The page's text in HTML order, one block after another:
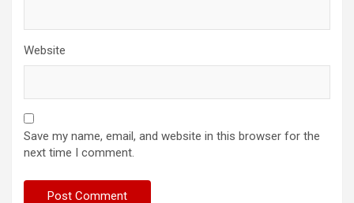
Website
Save my name, email, and website in this browser for the
next time I comment.